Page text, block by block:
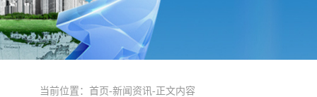
当前位置： 首页-新闻资讯- 正文内容